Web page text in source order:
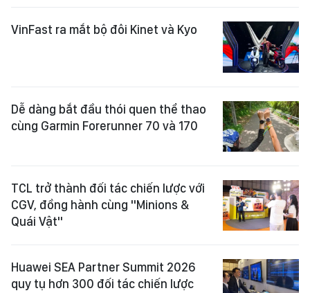
VinFast ra mắt bộ đôi Kinet và Kyo
Dễ dàng bắt đầu thói quen thể thao
cùng Garmin Forerunner 70 và 170
TCL trở thành đối tác chiến lược với
CGV, đồng hành cùng "Minions &
Quái Vật"
Huawei SEA Partner Summit 2026
quy tụ hơn 300 đối tác chiến lược